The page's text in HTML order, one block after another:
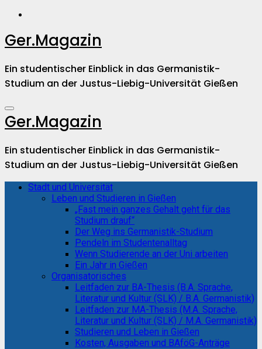
Zum
springen
Ger.Magazin
Ein studentischer Einblick in das Germanistik-
Studium an der Justus-Liebig-Universität Gießen
Ger.Magazin
Ein studentischer Einblick in das Germanistik-
Studium an der Justus-Liebig-Universität Gießen
Stadt und Universität
Leben und Studieren in Gießen
„Fast mein ganzes Gehalt geht für das
Studium drauf“
Der Weg ins Germanistik-Studium
Pendeln im Studentenalltag
Wenn Studierende an der Uni arbeiten
Ein Jahr in Gießen
Organisatorisches
Leitfaden zur BA-Thesis (B.A. Sprache,
Literatur und Kultur (SLK) / B.A. Germanistik)
Leitfaden zur MA-Thesis (M.A. Sprache,
Literatur und Kultur (SLK) / M.A. Germanistik)
Studieren und Leben in Gießen
Kosten, Ausgaben und BAföG-Anträge